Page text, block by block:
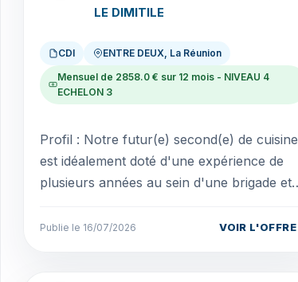
LE DIMITILE
CDI ENTRE DEUX, La Réunion
Mensuel de 2858.0 € sur 12 mois - NIVEAU 4
ECHELON 3
Profil : Notre futur(e) second(e) de cuisine
est idéalement doté d'une expérience de
plusieurs années au sein d'une brigade et
cuisin...
Publie le 16/07/2026 VOIR L'OFFRE